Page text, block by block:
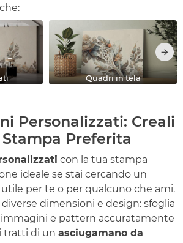
Quadri in tela
Personalizzati: Creali
Stampa Preferita
con la tua stampa
ideale se stai cercando un
per te o per qualcuno che ami.
dimensioni e design: sfoglia
immagini e pattern accuratamente
tratti di un asciugamano da